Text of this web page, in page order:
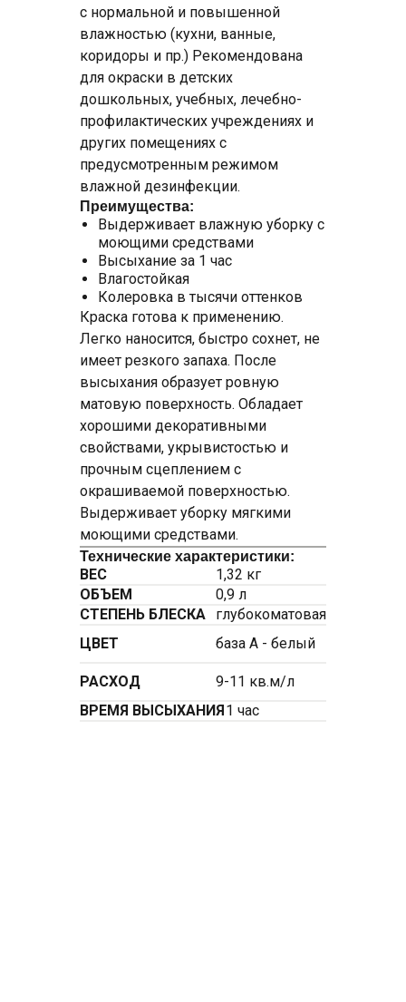
с нормальной и повышенной
влажностью (кухни, ванные,
коридоры и пр.) Рекомендована
для окраски в детских
дошкольных, учебных, лечебно-
профилактических учреждениях и
других помещениях с
предусмотренным режимом
влажной дезинфекции.
Преимущества:
Выдерживает влажную уборку с
моющими средствами
Высыхание за 1 час
Влагостойкая
Колеровка в тысячи оттенков
Краска готова к применению.
Легко наносится, быстро сохнет, не
имеет резкого запаха. После
высыхания образует ровную
матовую поверхность. Обладает
хорошими декоративными
свойствами, укрывистостью и
прочным сцеплением с
окрашиваемой поверхностью.
Выдерживает уборку мягкими
моющими средствами.
Технические характеристики:
ВЕС
1,32 кг
ОБЪЕМ
0,9 л
СТЕПЕНЬ БЛЕСКА
глубокоматовая
ЦВЕТ
база А - белый
РАСХОД
9-11 кв.м/л
ВРЕМЯ ВЫСЫХАНИЯ1 час